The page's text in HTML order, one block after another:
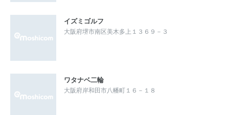
イズミゴルフ
大阪府堺市南区美木多上１３６９－３
ワタナベ二輪
大阪府岸和田市八幡町１６－１８